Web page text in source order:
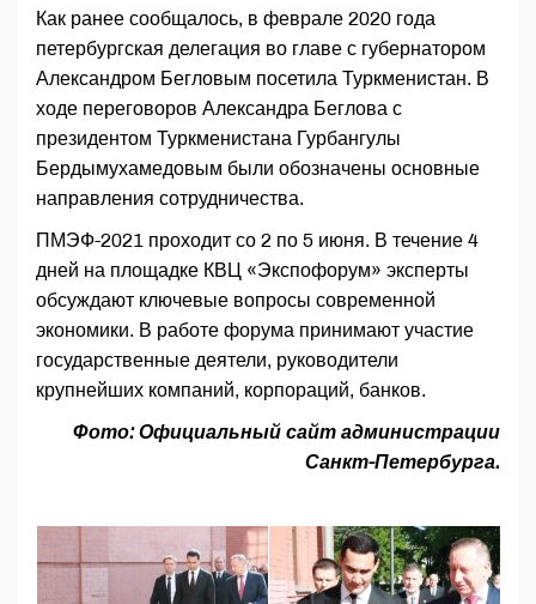
Как ранее сообщалось, в феврале 2020 года
петербургская делегация во главе с губернатором
Александром Бегловым посетила Туркменистан. В
ходе переговоров Александра Беглова с
президентом Туркменистана Гурбангулы
Бердымухамедовым были обозначены основные
направления сотрудничества.
ПМЭФ-2021 проходит со 2 по 5 июня. В течение 4
дней на площадке КВЦ «Экспофорум» эксперты
обсуждают ключевые вопросы современной
экономики. В работе форума принимают участие
государственные деятели, руководители
крупнейших компаний, корпораций, банков.
Фото: Официальный сайт администрации
Санкт-Петербурга.